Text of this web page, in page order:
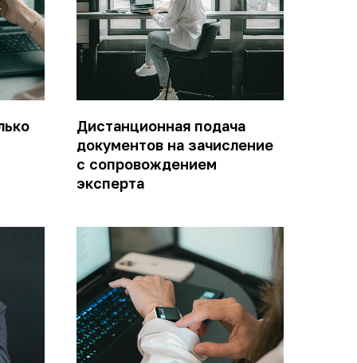
Дистанционная подача
документов на зачисление
с сопровождением
эксперта